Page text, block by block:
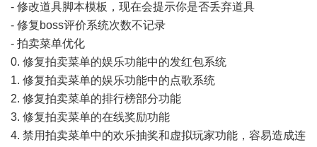
- 修改道具脚本模板，现在会提示你是否丢弃道具
- 修复boss评价系统次数不记录
- 拍卖菜单优化
0. 修复拍卖菜单的娱乐功能中的发红包系统
1. 修复拍卖菜单的娱乐功能中的点歌系统
2. 修复拍卖菜单的排行榜部分功能
3. 修复拍卖菜单的在线奖励功能
4. 禁用拍卖菜单中的欢乐抽奖和虚拟玩家功能，容易造成连